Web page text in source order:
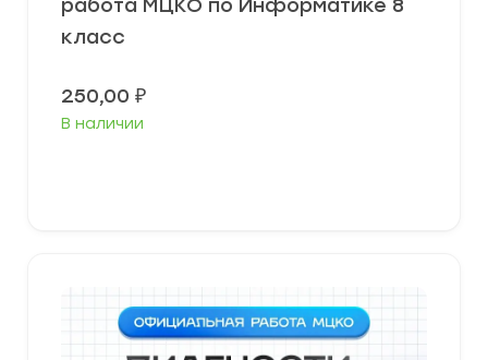
работа МЦКО по Информатике 8
класс
250,00 ₽
В наличии